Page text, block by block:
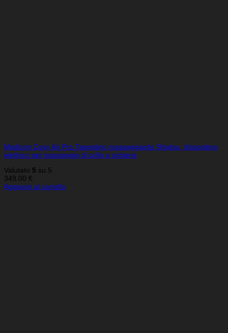
Medivon Cosy Air Pro Tappetino massaggiante Shiatsu, dispositivo
elettrico per massaggio di collo e schiena
Valutato 5 su 5
349.00 €
Aggiungi al carrello